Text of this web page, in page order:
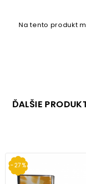
Na tento produkt
ĎALŠIE
-27%